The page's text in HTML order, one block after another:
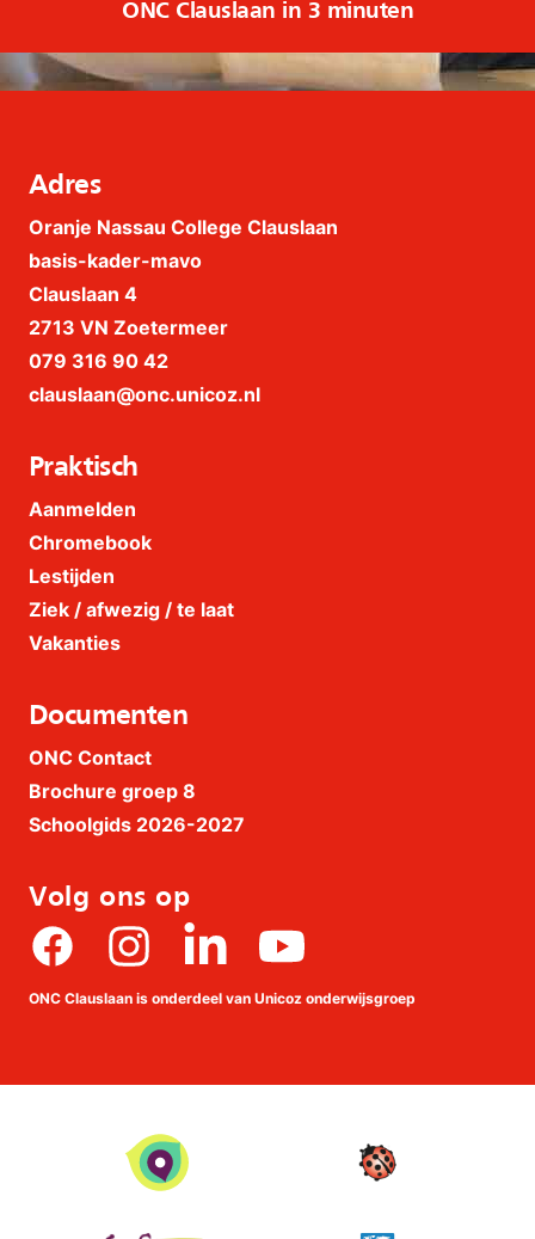
ONC Clauslaan in 3 minuten
Adres
Oranje Nassau College Clauslaan
basis-kader-mavo
Clauslaan 4
2713 VN Zoetermeer
079 316 90 42
clauslaan@onc.unicoz.nl
Praktisch
Aanmelden
Chromebook
Lestijden
Ziek / afwezig / te laat
Vakanties
Documenten
ONC Contact
Brochure groep 8
Schoolgids 2026-2027
Volg ons op
FacebookInstagramlinkedinYoutube
ONC Clauslaan is onderdeel van Unicoz onderwijsgroep